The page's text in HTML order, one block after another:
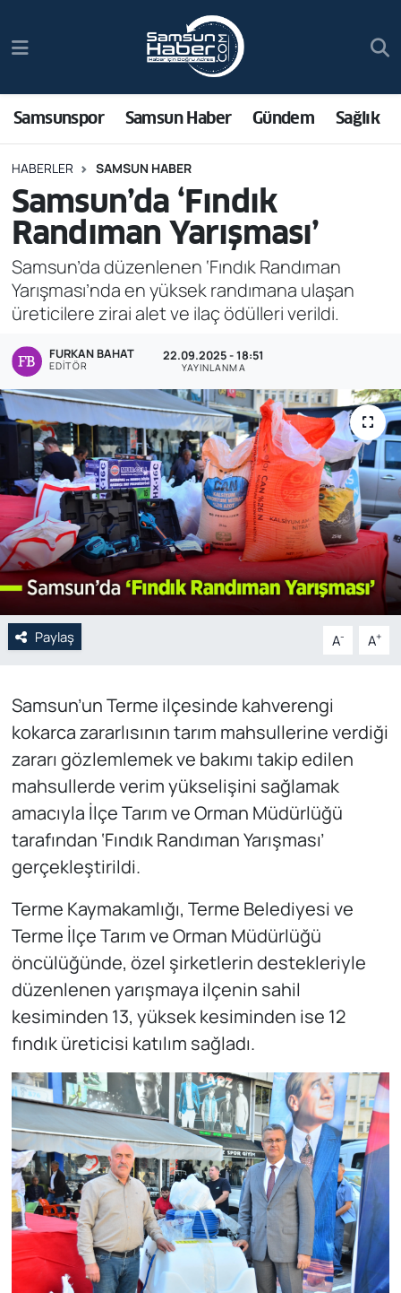
Samsunspor Samsun Haber Gündem Sağlık
HABERLER SAMSUN HABER
Samsun’da ‘Fındık
Randıman Yarışması’
Samsun’da düzenlenen ‘Fındık Randıman
Yarışması’nda en yüksek randımana ulaşan
üreticilere zirai alet ve ilaç ödülleri verildi.
FURKAN BAHAT
EDITÖR
22.09.2025 - 18:51
YAYINLANMA
Paylaş A- A+
Samsun’un Terme ilçesinde kahverengi
kokarca zararlısının tarım mahsullerine verdiği
zararı gözlemlemek ve bakımı takip edilen
mahsullerde verim yükselişini sağlamak
amacıyla İlçe Tarım ve Orman Müdürlüğü
tarafından ‘Fındık Randıman Yarışması’
gerçekleştirildi.
Terme Kaymakamlığı, Terme Belediyesi ve
Terme İlçe Tarım ve Orman Müdürlüğü
öncülüğünde, özel şirketlerin destekleriyle
düzenlenen yarışmaya ilçenin sahil
kesiminden 13, yüksek kesiminden ise 12
fındık üreticisi katılım sağladı.
Samsun Haber
Sağlık
Asayiş
Bilim ve Teknoloji
Bölge
Ekonomi
Genel
Gündem
Özel Haber
POLİTİKA
Siyaset
Web Tv
Yerel
Trafik Durumu
Süper Lig Puan Durumu ve Fikstür
Tüm Manşetler
Son Dakika Haberleri
Haber Arşivi